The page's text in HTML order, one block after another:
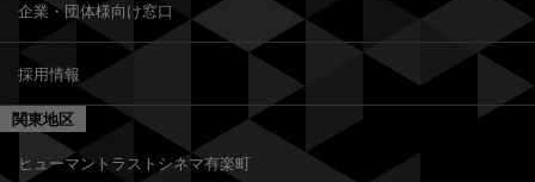
企業・団体様向け窓口
採用情報
関東地区
ヒューマントラストシネマ有楽町